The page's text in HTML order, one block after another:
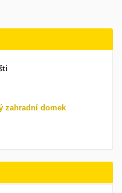
zahradní domek